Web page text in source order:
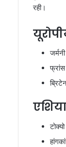
रही।